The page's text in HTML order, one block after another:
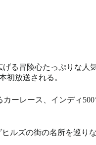
る冒険心たっぷりな人
初放送される。
ーレース、インディ
ルズの街の名所を巡り